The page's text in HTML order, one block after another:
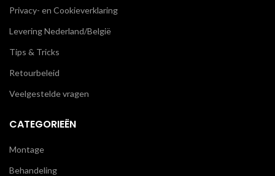
Privacy- en Cookieverklaring
Levering Nederland/België
Tips & Tricks
Retourbeleid
Veelgestelde vragen
CATEGORIEËN
Montage
Behandeling